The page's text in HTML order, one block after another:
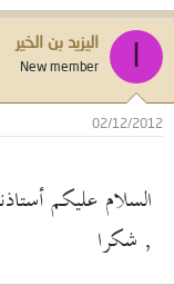
اليزيد بن الخير
New member
02/12/2012
السلام عليكم
, شكرا